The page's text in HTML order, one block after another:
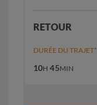
RETOUR
DURÉE DU TRAJET*
10H 45MIN